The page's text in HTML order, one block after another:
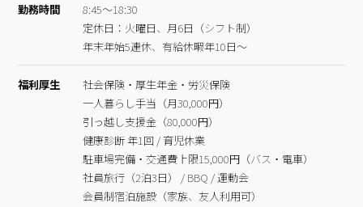
勤務時間
8:45～18:30
定休日：火曜日、月6日（シフト制）
年末年始5連休、有給休暇年10日～
福利厚生
社会保険・厚生年金・労災保険
一人暮らし手当（月30,000円）
引っ越し支援金（80,000円）
健康診断 年1回 / 育児休業
駐車場完備・交通費上限15,000円（バス・電車）
社員旅行（2泊3日） / BBQ / 運動会
会員制宿泊施設（家族、友人利用可）